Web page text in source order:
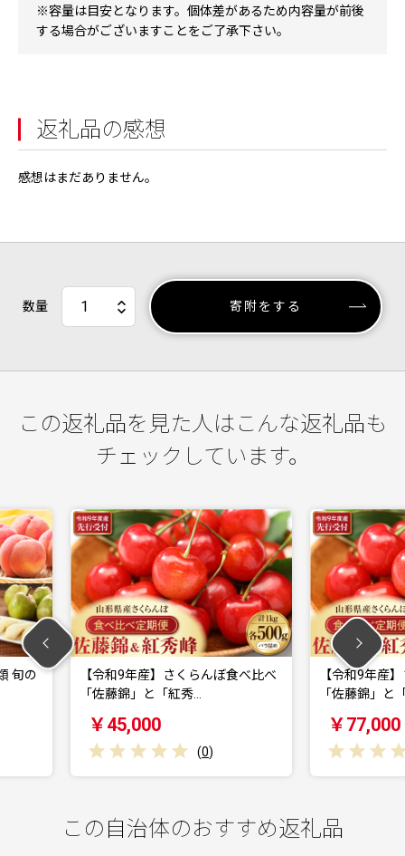
※容量は目安となります。個体差があるため内容量が前後
する場合がございますことをご了承下さい。
返礼品の感想
感想はまだありません。
数量 寄附をする
この返礼品を見た人はこんな返礼品も
チェックしています。
らんぼ食べ比べ
【令和9年産】さくらんぼ食べ比べ
「佐藤錦」と「紅秀…
￥77,000
【
峰
この自治体のおすすめ返礼品